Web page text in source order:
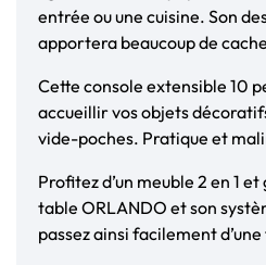
entrée ou une cuisine. Son
apportera beaucoup de
Cette console extensible 10
accueillir vos objets
vide-poches. Pratique et
Profitez d’un meuble 2 en 1
table ORLANDO et son
passez ainsi facilement